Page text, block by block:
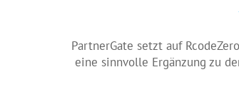
PartnerGate setzt auf
eine sinnvolle Ergänzung zu